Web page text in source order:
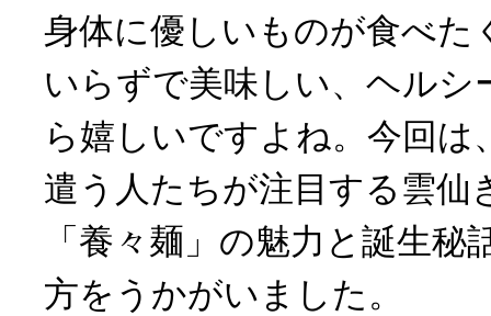
身体に優しいものが食べた
いらずで美味しい、ヘルシ
ら嬉しいですよね。今回は
遣う人たちが注目する雲仙
「養々麺」の魅力と誕生秘
方をうかがいました。